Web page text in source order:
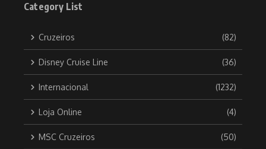
Category List
Cruzeiros (82)
Disney Cruise Line (36)
Internacional (1232)
Loja Online (4)
MSC Cruzeiros (50)